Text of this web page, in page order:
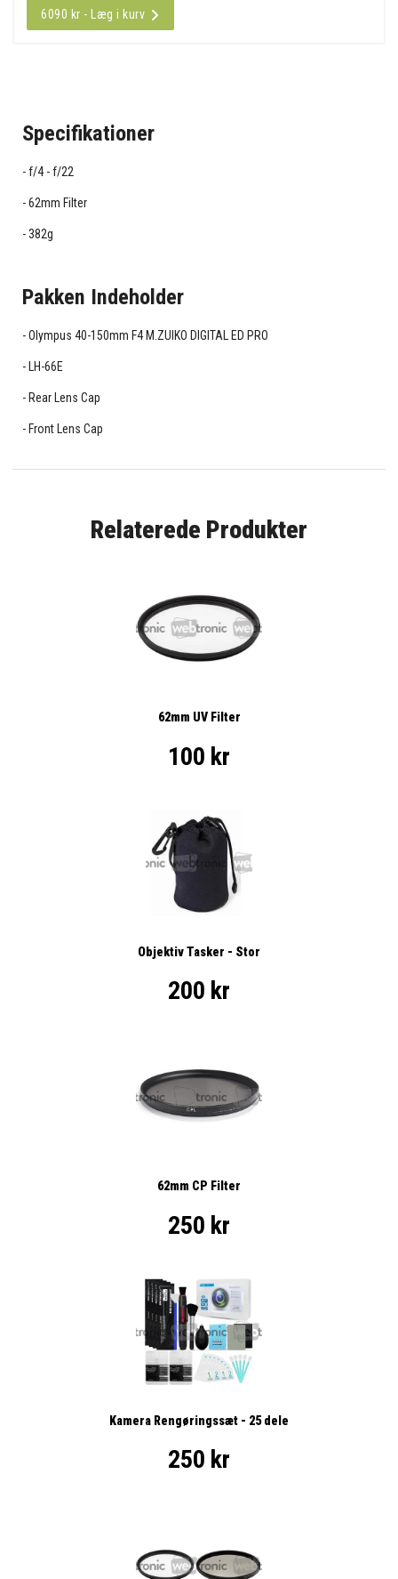
6090 kr - Læg i kurv
Specifikationer
f/4 - f/22
62mm Filter
382g
Pakken Indeholder
Olympus 40-150mm F4 M.ZUIKO DIGITAL ED PRO
LH-66E
Rear Lens Cap
Front Lens Cap
Relaterede Produkter
62mm UV Filter
100 kr
Objektiv Tasker - Stor
200 kr
62mm CP Filter
250 kr
Kamera Rengøringssæt - 25 dele
250 kr